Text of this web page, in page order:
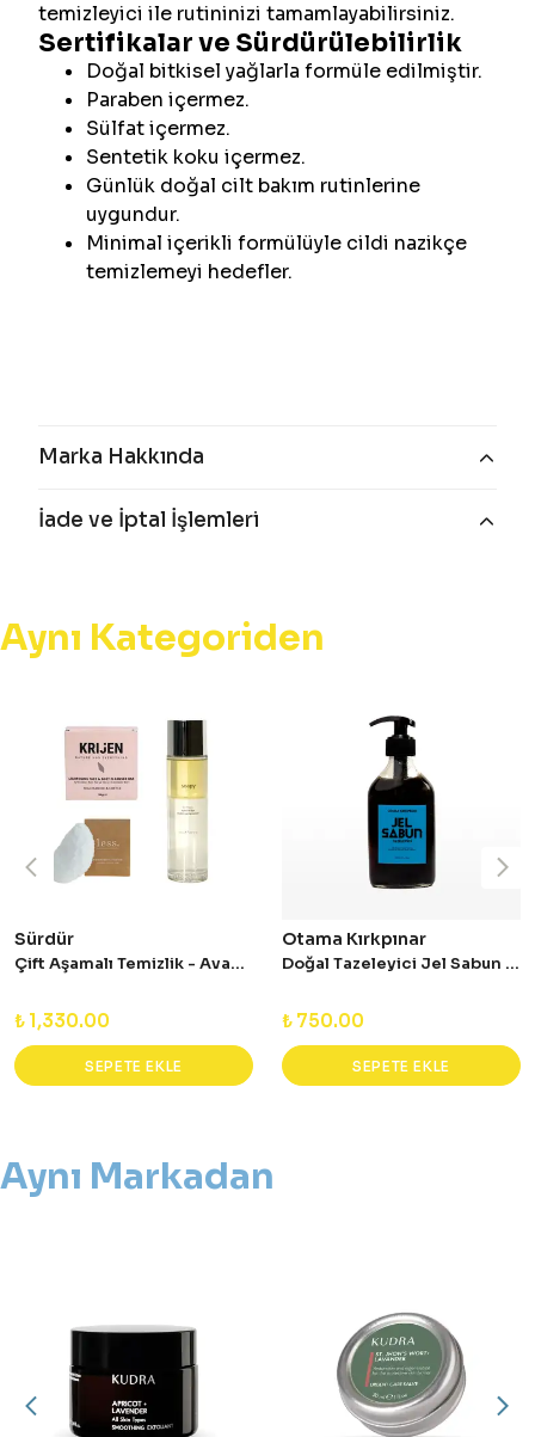
temizleyici ile rutininizi tamamlayabilirsiniz.
Sertifikalar ve Sürdürülebilirlik
Doğal bitkisel yağlarla formüle edilmiştir.
Paraben içermez.
Sülfat içermez.
Sentetik koku içermez.
Günlük doğal cilt bakım rutinlerine
uygundur.
Minimal içerikli formülüyle cildi nazikçe
temizlemeyi hedefler.
Marka Hakkında
İade ve İptal İşlemleri
Aynı Kategoriden
Sürdür
Çift Aşamalı Temizlik - Avantajlı Set
₺ 1,330.00
SEPETE EKLE
Otama Kırkpınar
Doğal Tazeleyici Jel Sabun 200 ml
₺ 750.00
SEPETE EKLE
Aynı Markadan